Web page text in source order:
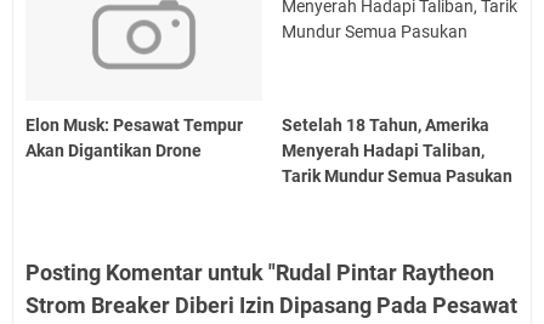
Elon Musk: Pesawat Tempur
Akan Digantikan Drone
Setelah 18 Tahun, Amerika
Menyerah Hadapi Taliban,
Tarik Mundur Semua Pasukan
Posting Komentar untuk "Rudal Pintar Raytheon
Strom Breaker Diberi Izin Dipasang Pada Pesawat